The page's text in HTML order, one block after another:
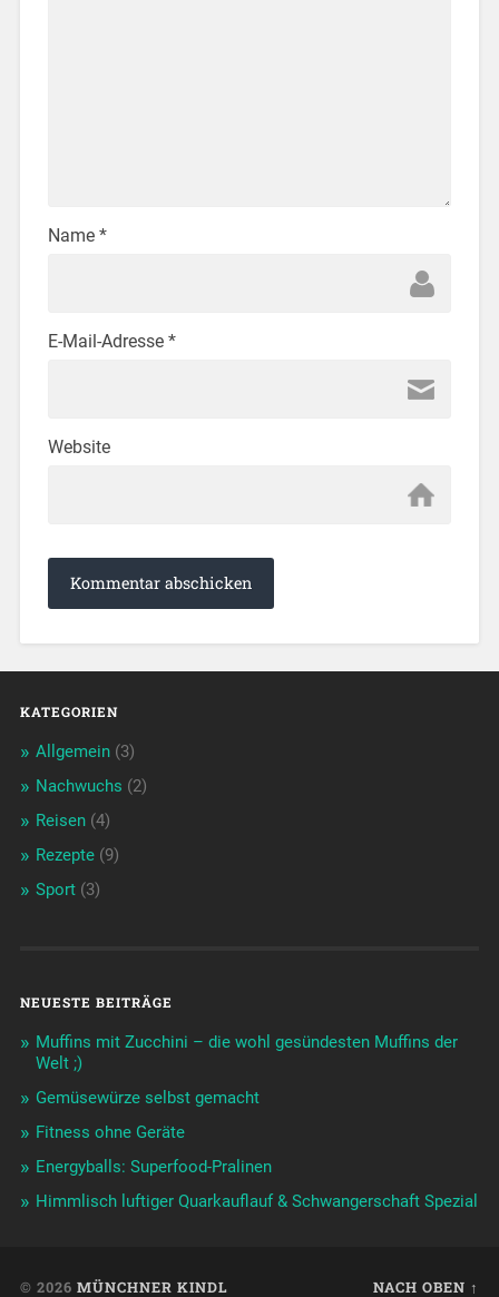
Name *
E-Mail-Adresse *
Website
KATEGORIEN
Allgemein(3)
Nachwuchs (2)
Reisen(4)
Rezepte(9)
Sport(3)
NEUESTE BEITRÄGE
Muffins mit Zucchini – die wohl gesündesten Muffins der
Welt ;)
Gemüsewürze selbst gemacht
Fitness ohne Geräte
Energyballs: Superfood-Pralinen
Himmlisch luftiger Quarkauflauf & Schwangerschaft Spezial
© 2026 MÜNCHNER KINDL NACH OBEN ↑